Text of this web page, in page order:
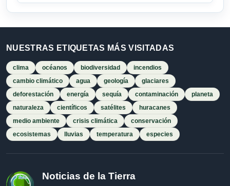
NUESTRAS ETIQUETAS MÁS VISITADAS
clima océanos biodiversidad
incendios
cambio climático
agua geología
glaciares
deforestación
energía sequía contaminación
planeta
naturaleza
científicos satélites
huracanes
medio ambiente
crisis climática
conservación
ecosistemas
lluvias temperatura especies
Noticias de la Tierra